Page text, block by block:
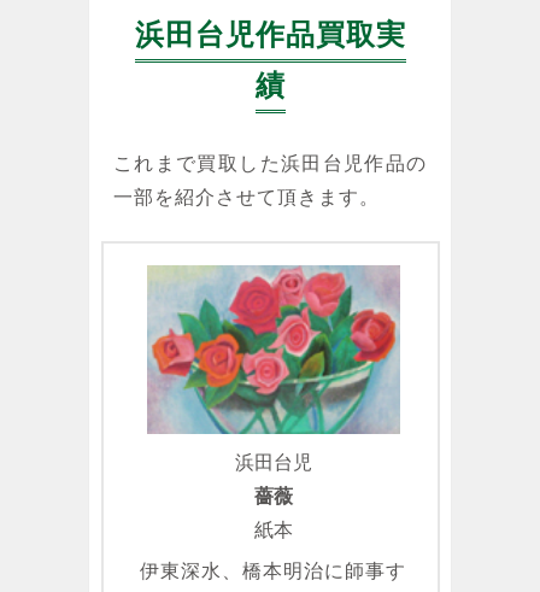
浜田台児作品買取実
績
これまで買取した浜田台児作品の
一部を紹介させて頂きます。
浜田台児
薔薇
紙本
伊東深水、橋本明治に師事す